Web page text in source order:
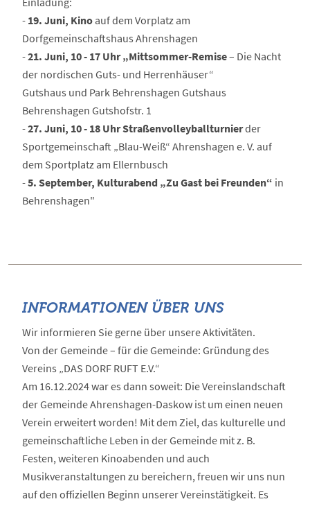
- 19. Juni, Kino auf dem Vorplatz am
Dorfgemeinschaftshaus Ahrenshagen
-21. Juni, 10 - 17 Uhr „Mittsommer-Remise– Die Nacht
der nordischen Guts- und Herrenhäuser“
Gutshaus und Park Behrenshagen Gutshaus
Behrenshagen Gutshofstr. 1
-27. Juni, 10 - 18 Uhr Straßenvolleyballturnierder
Sportgemeinschaft „Blau-Weiß“ Ahrenshagen e. V. auf
dem Sportplatz am Ellernbusch
-5. September, Kulturabend „Zu Gast bei Freunden“ in
Behrenshagen"
INFORMATIONEN ÜBER UNS
Wir informieren Sie gerne über unsere Aktivitäten.
Von der Gemeinde – für die Gemeinde: Gründung des
Vereins „DAS DORF RUFT E.V.“
Am 16.12.2024 war es dann soweit: Die Vereinslandschaft
der Gemeinde Ahrenshagen-Daskow ist um einen neuen
Verein erweitert worden! Mit dem Ziel, das kulturelle und
gemeinschaftliche Leben in der Gemeinde mit z. B.
Festen, weiteren Kinoabenden und auch
Musikveranstaltungen zu bereichern, freuen wir uns nun
auf den offiziellen Beginn unserer Vereinstätigkeit. Es